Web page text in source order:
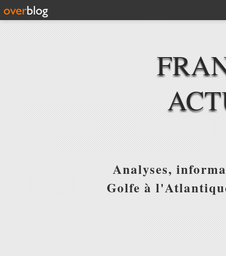
Analyses,
Golfe à